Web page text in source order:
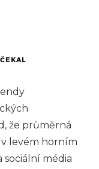
že průměrná
v levém horním
sociální média